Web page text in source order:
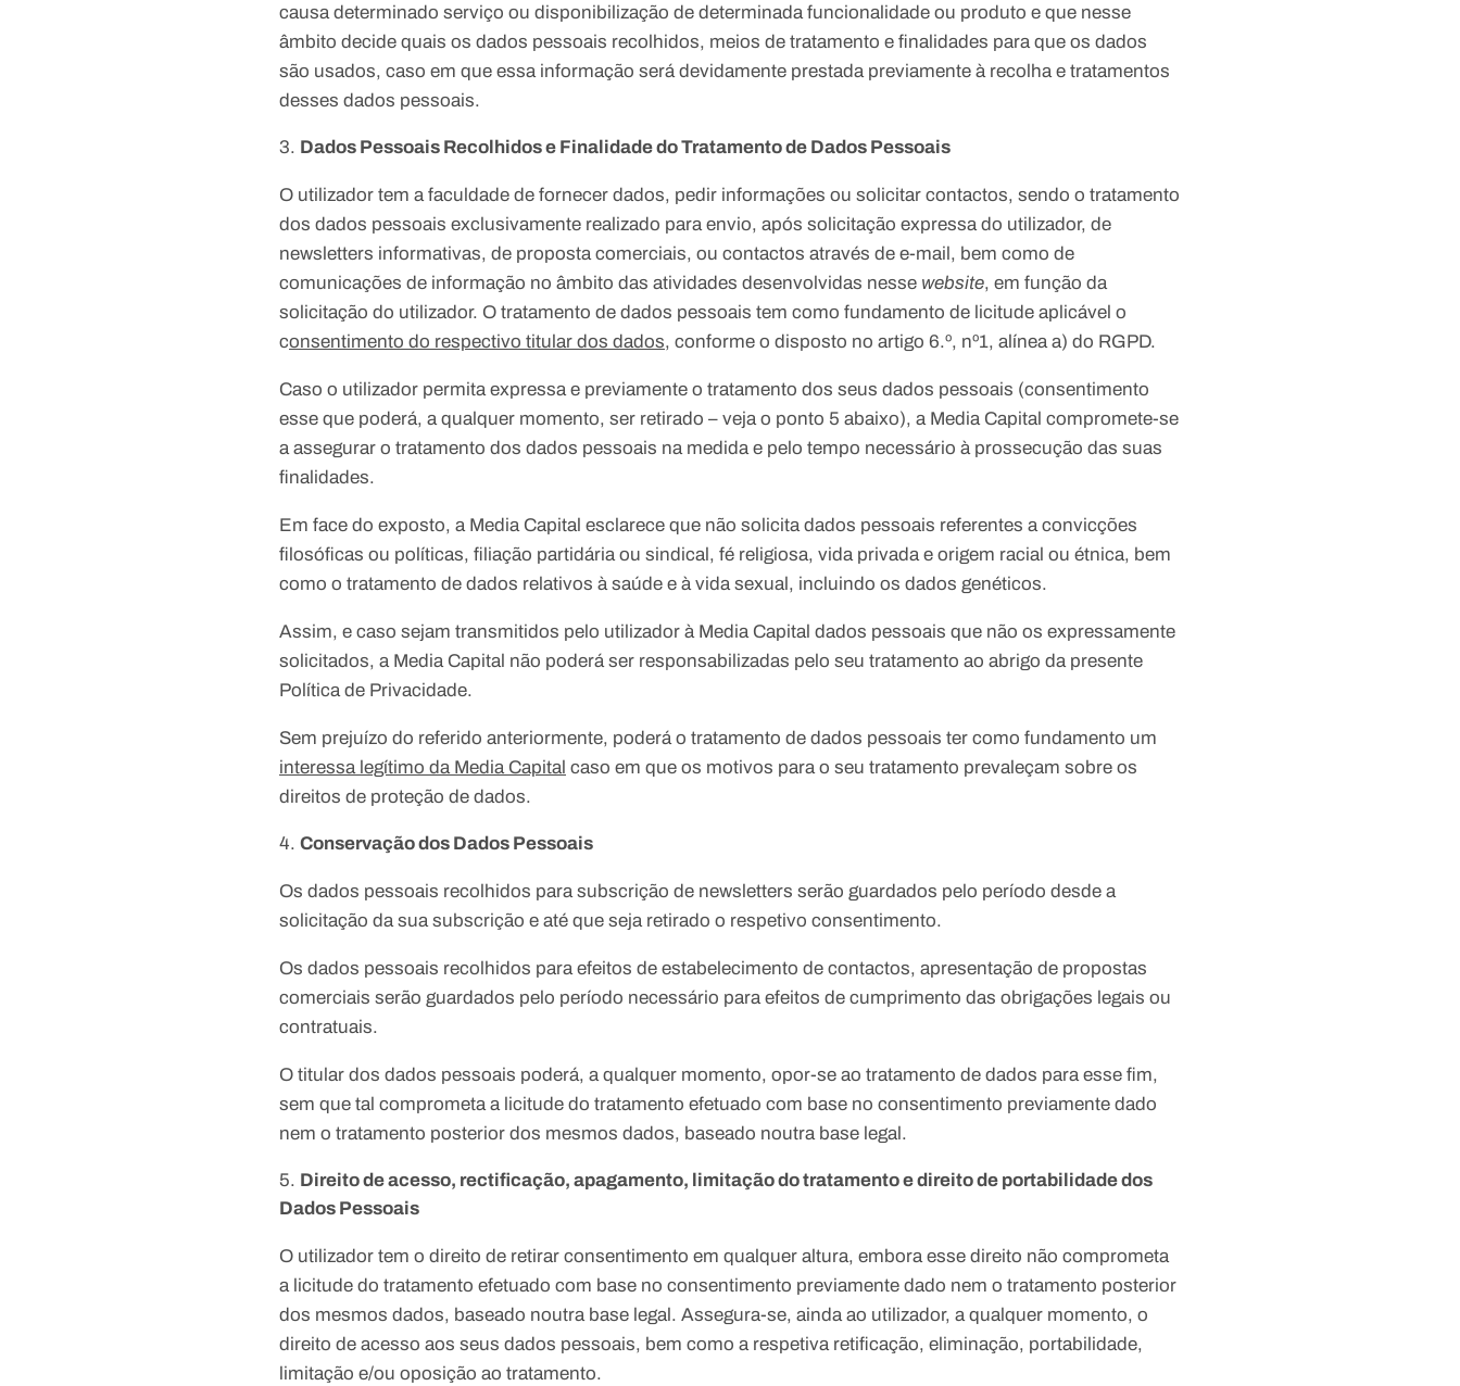
causa determinado serviço ou disponibilização de determinada funcionalidade ou produto e que nesse
âmbito decide quais os dados pessoais recolhidos, meios de tratamento e finalidades para que os dados
são usados, caso em que essa informação será devidamente prestada previamente à recolha e tratamentos
desses dados pessoais.
Dados Pessoais Recolhidos e Finalidade do Tratamento de Dados Pessoais
O utilizador tem a faculdade de fornecer dados, pedir informações ou solicitar contactos, sendo o tratamento
dos dados pessoais exclusivamente realizado para envio, após solicitação expressa do utilizador, de
newsletters informativas, de proposta comerciais, ou contactos através de e-mail, bem como de
comunicações de informação no âmbito das atividades desenvolvidas nesse website, em função da
solicitação do utilizador. O tratamento de dados pessoais tem como fundamento de licitude aplicável o
consentimento do respectivo titular dos dados, conforme o disposto no artigo 6.º, nº1, alínea a) do RGPD.
Caso o utilizador permita expressa e previamente o tratamento dos seus dados pessoais (consentimento
esse que poderá, a qualquer momento, ser retirado – veja o ponto 5 abaixo), a Media Capital compromete-se
a assegurar o tratamento dos dados pessoais na medida e pelo tempo necessário à prossecução das suas
finalidades.
Em face do exposto, a Media Capital esclarece que não solicita dados pessoais referentes a convicções
filosóficas ou políticas, filiação partidária ou sindical, fé religiosa, vida privada e origem racial ou étnica, bem
como o tratamento de dados relativos à saúde e à vida sexual, incluindo os dados genéticos.
Assim, e caso sejam transmitidos pelo utilizador à Media Capital dados pessoais que não os expressamente
solicitados, a Media Capital não poderá ser responsabilizadas pelo seu tratamento ao abrigo da presente
Política de Privacidade.
Sem prejuízo do referido anteriormente, poderá o tratamento de dados pessoais ter como fundamento um
interessa legítimo da Media Capital caso em que os motivos para o seu tratamento prevaleçam sobre os
direitos de proteção de dados.
Conservação dos Dados Pessoais
Os dados pessoais recolhidos para subscrição de newsletters serão guardados pelo período desde a
solicitação da sua subscrição e até que seja retirado o respetivo consentimento.
Os dados pessoais recolhidos para efeitos de estabelecimento de contactos, apresentação de propostas
comerciais serão guardados pelo período necessário para efeitos de cumprimento das obrigações legais ou
contratuais.
O titular dos dados pessoais poderá, a qualquer momento, opor-se ao tratamento de dados para esse fim,
sem que tal comprometa a licitude do tratamento efetuado com base no consentimento previamente dado
nem o tratamento posterior dos mesmos dados, baseado noutra base legal.
Direito de acesso, rectificação, apagamento, limitação do tratamento e direito de portabilidade dos
Dados Pessoais
O utilizador tem o direito de retirar consentimento em qualquer altura, embora esse direito não comprometa
a licitude do tratamento efetuado com base no consentimento previamente dado nem o tratamento posterior
dos mesmos dados, baseado noutra base legal. Assegura-se, ainda ao utilizador, a qualquer momento, o
direito de acesso aos seus dados pessoais, bem como a respetiva retificação, eliminação, portabilidade,
limitação e/ou oposição ao tratamento.